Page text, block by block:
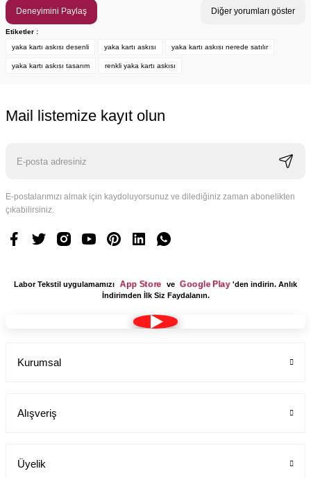
Deneyimini Paylaş Diğer yorumları göster
Etiketler :
yaka kartı askısı desenli
yaka kartı askısı yaka kartı askısı nerede satılır
yaka kartı askısı tasarım renkli yaka kartı askısı
Mail listemize kayıt olun
E-postalarımızı almak için kaydoluyorsunuz ve dilediğiniz zaman abonelikten
çıkabilirsiniz.
Labor Tekstil uygulamamızı App Store ve Google Play 'den indirin. Anlık
İndirimden İlk Siz Faydalanın.
Kurumsal
Alışveriş
Üyelik